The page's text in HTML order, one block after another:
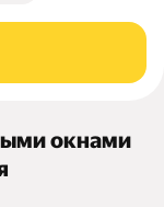
окнами